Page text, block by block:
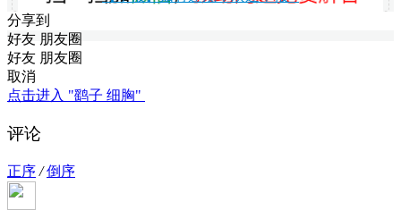
分享到
好友 朋友圈
好友 朋友圈
取消
点击进入 "鹞子 细胸"
评论
正序 / 倒序